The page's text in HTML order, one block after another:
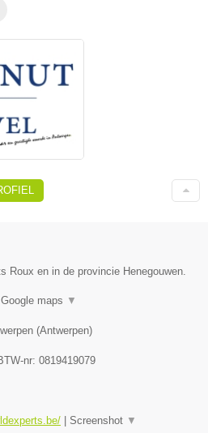
Roux en in de provincie Henegouwen.
Google maps ▼
(Antwerpen)
nr: 0819419079
Screenshot ▼